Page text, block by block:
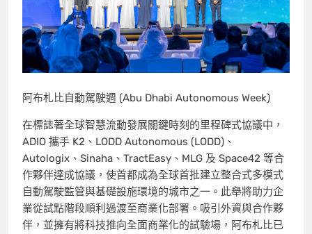
阿布札比自動駕駛週 (Abu Dhabi Autonomous Week)
在標誌著全球智慧流動發展關鍵時刻的里程碑式協議中，
ADIO 攜手 K2、LODD Autonomous (LODD)、
Autologix、Sinaha、TractEasy、MLG 及 Space42 等合
作夥伴達成協議，使首都成為全球首批建立整合式多模式
自動駕駛監管與基礎設施環境的城市之一。此舉將助力企
業從試點階段順利過渡至商業化部署。吸引外資與合作夥
伴，並擁有將科技推向全面商業化的試驗場，阿布札比已